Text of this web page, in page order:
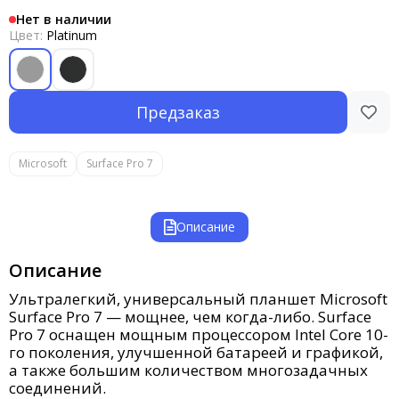
Нет в наличии
Цвет: Platinum
Предзаказ
Microsoft Surface Pro 7
Описание
Описание
Ультралегкий, универсальный планшет Microsoft
Surface Pro 7 — мощнее, чем когда-либо. Surface
Pro 7 оснащен мощным процессором Intel Core 10-
го поколения, улучшенной батареей и графикой,
а также большим количеством многозадачных
соединений.